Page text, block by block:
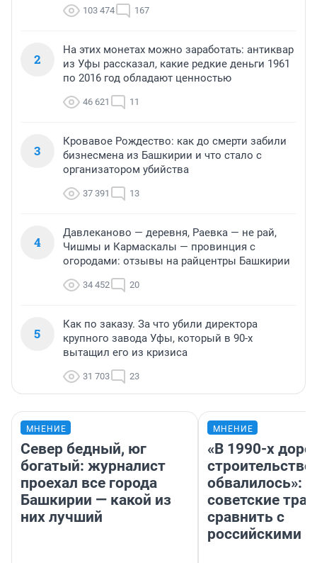
103 474 167
2
На этих монетах можно заработать: антиквар
из Уфы рассказал, какие редкие деньги 1961
по 2016 год обладают ценностью
46 621 11
3
Кровавое Рождество: как до смерти забили
бизнесмена из Башкирии и что стало с
организатором убийства
37 391 13
4
Давлеканово — деревня, Раевка — не рай,
Чишмы и Кармаскалы — провинция с
огородами: отзывы на райцентры Башкирии
34 452 20
5
Как по заказу. За что убили директора
крупного завода Уфы, который в 90-х
вытащил его из кризиса
31 703 23
МНЕНИЕ
Север бедный, юг
богатый: журналист
проехал все города
Башкирии — какой из
них лучший
МНЕНИЕ
«В 1990-х
строительство
обвалилось»:
советские
сравнить с
российскими